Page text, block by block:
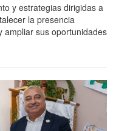
y estrategias dirigidas a
la presencia
ampliar sus oportunidades